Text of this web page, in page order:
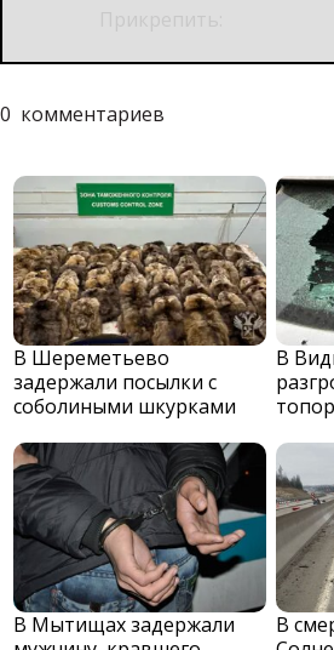
0 комментариев
В Шереметьево
задержали посылки с
соболиными шкурками
В
В Мытищах задержали
В